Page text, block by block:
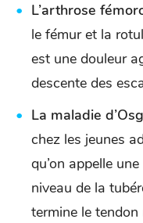
L’arthrose
le fémur et la
est une douleur
descente des
La maladie
chez les jeunes
qu’on appelle
niveau de la
termine le